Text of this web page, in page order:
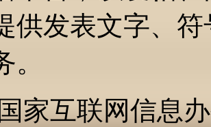
供发表文字、
家互联网信息